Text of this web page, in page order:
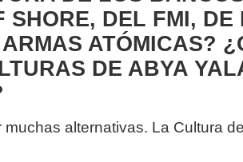
SHORE, DEL FMI, DE
ATÓMICAS?
DE ABYA
alternativas. La Cultura